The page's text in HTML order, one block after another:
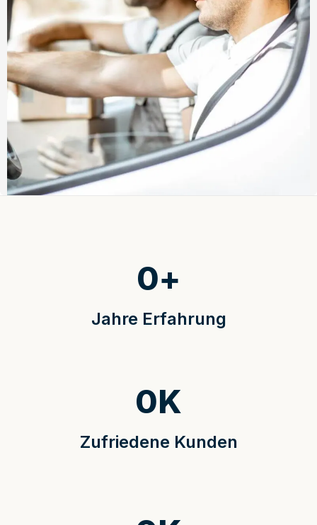
Jahre Erfahrung
0+
Zufriedene Kunden
0K